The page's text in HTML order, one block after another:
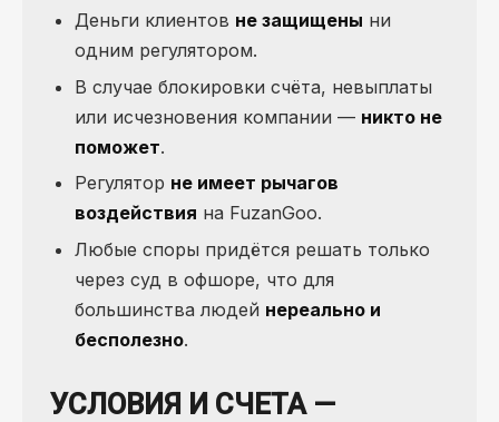
Деньги клиентов не защищены ни
одним регулятором.
В случае блокировки счёта, невыплаты
или исчезновения компании — никто не
поможет.
Регулятор не имеет рычагов
воздействия на FuzanGoo.
Любые споры придётся решать только
через суд в офшоре, что для
большинства людей нереально и
бесполезно.
УСЛОВИЯ И СЧЕТА —